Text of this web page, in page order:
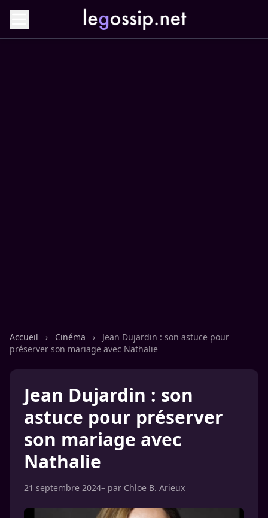
Accueil › Cinéma ›
Jean Dujardin : son astuce pour
préserver son mariage avec Nathalie
Jean Dujardin : son
astuce pour préserver
son mariage avec
Nathalie
21 septembre 2024– par Chloe B. Arieux